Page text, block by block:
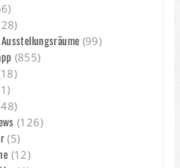
(99)
(855)
(126)
(5)
(12)